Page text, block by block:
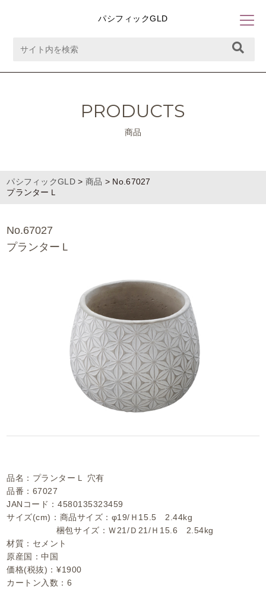
パシフィックGLD
PRODUCTS
商品
パシフィックGLD> 商品 > No.67027
プランターＬ
No.67027
プランターＬ
品名：プランターＬ 穴有
品番：67027
JANコード：4580135323459
サイズ(cm)：商品サイズ：φ19/Ｈ15.5 2.44kg
梱包サイズ：Ｗ21/Ｄ21/Ｈ15.6 2.54kg
材質：セメント
原産国：中国
価格(税抜)：¥1900
カートン入数：6